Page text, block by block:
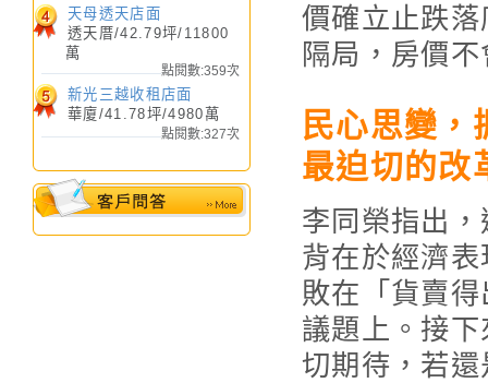
天母透天店面
透天厝/42.79坪/11800
萬
點閱數:359次
新光三越收租店面
華廈/41.78坪/4980萬
點閱數:327次
價確立止跌
隔局，房價
民心思變
最迫切的改
李同榮指出
背在於經濟
敗在「貨賣
議題上。接
切期待，若